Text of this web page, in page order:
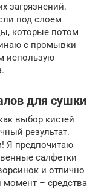
загрязнений.
под слоем
которые потом
с промывки
использую
для сушки
выбор кистей
результат.
Я предпочитаю
салфетки
и отлично
– средства